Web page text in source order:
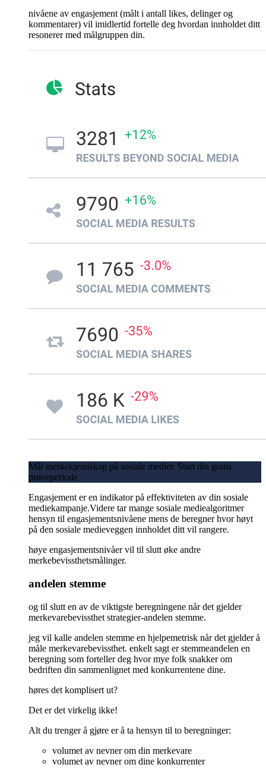
nivåene av engasjement (målt i antall likes, delinger og
kommentarer) vil imidlertid fortelle deg hvordan innholdet ditt
resonerer med målgruppen din.
Mål merkekjennskap på sosiale medier. Start din gratis
prøveperiode
Engasjement er en indikator på effektiviteten av din sosiale
mediekampanje.Videre tar mange sosiale mediealgoritmer
hensyn til engasjementsnivåene mens de beregner hvor høyt
på den sosiale medieveggen innholdet ditt vil rangere.
høye engasjementsnivåer vil til slutt øke andre
merkebevissthetsmålinger.
andelen stemme
og til slutt en av de viktigste beregningene når det gjelder
merkevarebevissthet strategier-andelen stemme.
jeg vil kalle andelen stemme en hjelpemetrisk når det gjelder å
måle merkevarebevissthet. enkelt sagt er stemmeandelen en
beregning som forteller deg hvor mye folk snakker om
bedriften din sammenlignet med konkurrentene dine.
høres det komplisert ut?
Det er det virkelig ikke!
Alt du trenger å gjøre er å ta hensyn til to beregninger:
volumet av nevner om din merkevare
volumet av nevner om dine konkurrenter